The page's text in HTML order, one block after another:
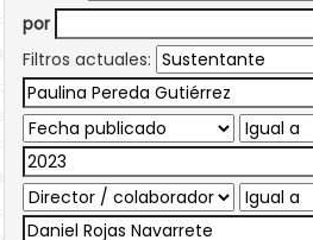
por
Filtros actuales: